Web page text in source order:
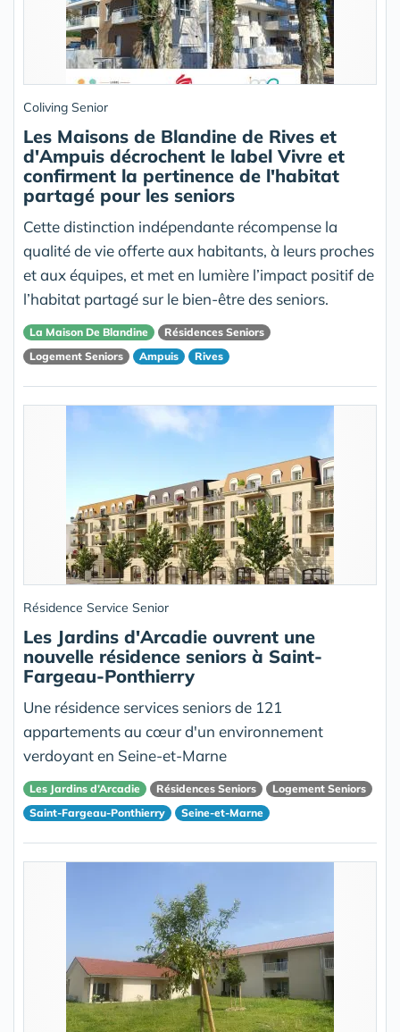
Coliving Senior
Les Maisons de Blandine de Rives et
d'Ampuis décrochent le label Vivre et
confirment la pertinence de l'habitat
partagé pour les seniors
Cette distinction indépendante récompense la
qualité de vie offerte aux habitants, à leurs proches
et aux équipes, et met en lumière l’impact positif de
l’habitat partagé sur le bien-être des seniors.
La Maison De Blandine
Résidences Seniors
Logement Seniors
Ampuis Rives
Résidence Service Senior
Les Jardins d'Arcadie ouvrent une
nouvelle résidence seniors à Saint-
Fargeau-Ponthierry
Une résidence services seniors de 121
appartements au cœur d'un environnement
verdoyant en Seine-et-Marne
Les Jardins d’Arcadie Résidences Seniors
Logement Seniors
Saint-Fargeau-Ponthierry
Seine-et-Marne